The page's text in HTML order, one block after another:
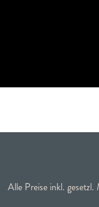
Alle Preise inkl. gesetzl.